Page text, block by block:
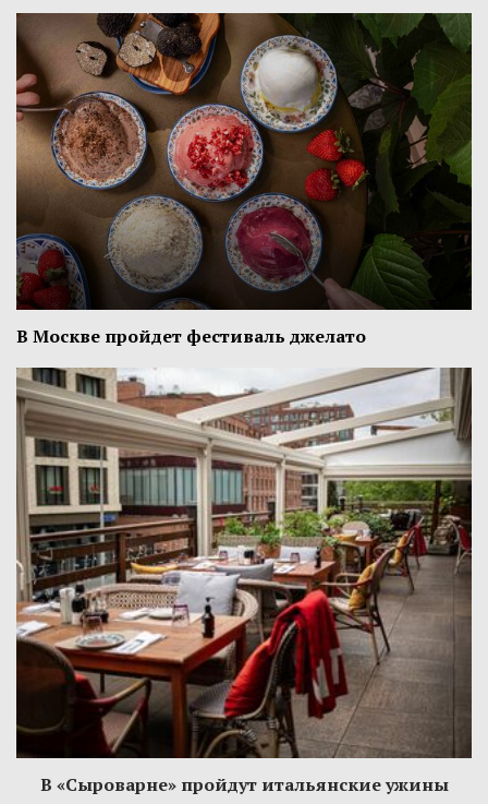
В Москве пройдет фестиваль джелато
В «Сыроварне» пройдут итальянские ужины